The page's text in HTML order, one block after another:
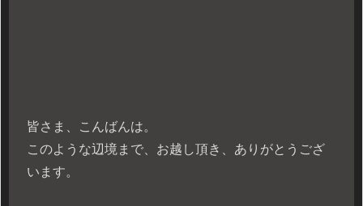
皆さま、こんばんは。
このような辺境まで、お越し頂き、ありがとうござ
います。